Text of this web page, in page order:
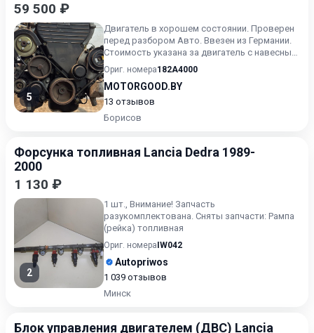
59 500 ₽
5
Двигатель в хорошем состоянии. Проверен
перед разбором Авто. Ввезен из Германии.
Стоимость указана за двигатель с навесным
, как на фото (бе...
Ориг. номера182A4000
MOTORGOOD.BY
13 отзывов
Борисов
Форсунка топливная Lancia Dedra 1989-
2000
1 130 ₽
2
1 шт., Внимание! Запчасть
разукомплектована. Сняты запчасти: Рампа
(рейка) топливная
Ориг. номера IW042
Autopriwos
1 039 отзывов
Минск
Блок управления двигателем (ДВС) Lancia